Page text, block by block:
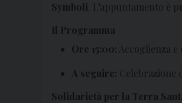
Symboli. L’appuntamento è
Il Programma
Ore 15:00: Accoglienza
A seguire: Celebrazione
Solidarietà per la Terra